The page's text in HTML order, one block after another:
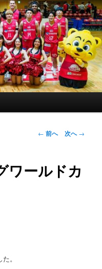
投
ゲ
← 前へ 次へ→
ワールドカ
。